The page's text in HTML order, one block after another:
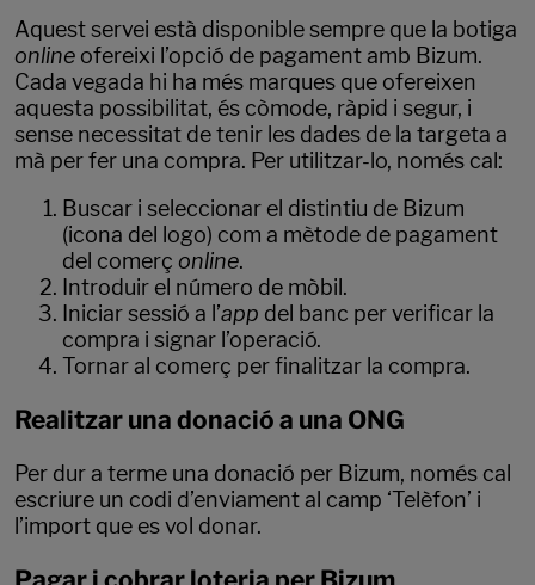
Aquest servei està disponible sempre que la botiga
online ofereixi l’opció de pagament amb Bizum.
Cada vegada hi ha més marques que ofereixen
aquesta possibilitat, és còmode, ràpid i segur, i
sense necessitat de tenir les dades de la targeta a
mà per fer una compra. Per utilitzar-lo, només cal:
Buscar i seleccionar el distintiu de Bizum
(icona del logo) com a mètode de pagament
del comerç online.
Introduir el número de mòbil.
Iniciar sessió a l’app del banc per verificar la
compra i signar l’operació.
Tornar al comerç per finalitzar la compra.
Realitzar una donació a una ONG
Per dur a terme una donació per Bizum, només cal
escriure un codi d’enviament al camp ‘Telèfon’ i
l’import que es vol donar.